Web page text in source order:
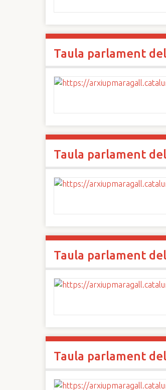
Taula parlament
Taula parlament
Taula parlament
Taula parlament